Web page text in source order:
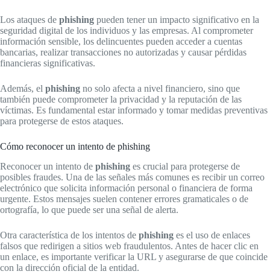
Los ataques de phishing pueden tener un impacto significativo en la
seguridad digital de los individuos y las empresas. Al comprometer
información sensible, los delincuentes pueden acceder a cuentas
bancarias, realizar transacciones no autorizadas y causar pérdidas
financieras significativas.
Además, el phishing no solo afecta a nivel financiero, sino que
también puede comprometer la privacidad y la reputación de las
víctimas. Es fundamental estar informado y tomar medidas preventivas
para protegerse de estos ataques.
Cómo reconocer un intento de phishing
Reconocer un intento de phishing es crucial para protegerse de
posibles fraudes. Una de las señales más comunes es recibir un correo
electrónico que solicita información personal o financiera de forma
urgente. Estos mensajes suelen contener errores gramaticales o de
ortografía, lo que puede ser una señal de alerta.
Otra característica de los intentos de phishing es el uso de enlaces
falsos que redirigen a sitios web fraudulentos. Antes de hacer clic en
un enlace, es importante verificar la URL y asegurarse de que coincide
con la dirección oficial de la entidad.